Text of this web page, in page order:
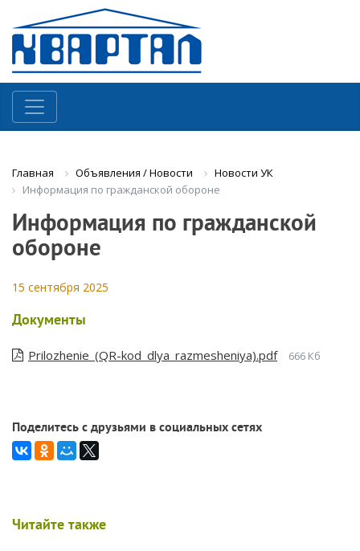
Главная Объявления / Новости
Новости УК
Информация по гражданской обороне
Информация по гражданской
обороне
15 сентября 2025
Документы
Prilozhenie_(QR-kod_dlya_razmesheniya).pdf 666 Кб
Поделитесь с друзьями в социальных сетях
Читайте также